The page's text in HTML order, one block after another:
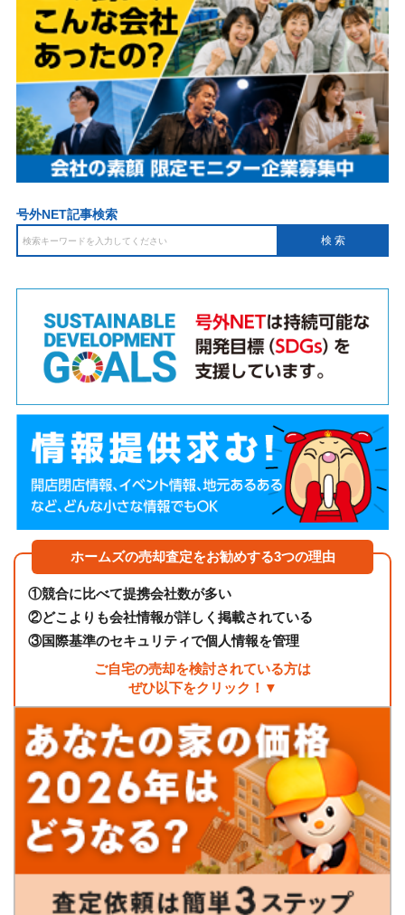
号外NET記事検索
ホームズの売却査定をお勧めする3つの理由
①競合に比べて提携会社数が多い
②どこよりも会社情報が詳しく掲載されている
③国際基準のセキュリティで個人情報を管理
ご自宅の売却を検討されている方は
ぜひ以下をクリック！▼